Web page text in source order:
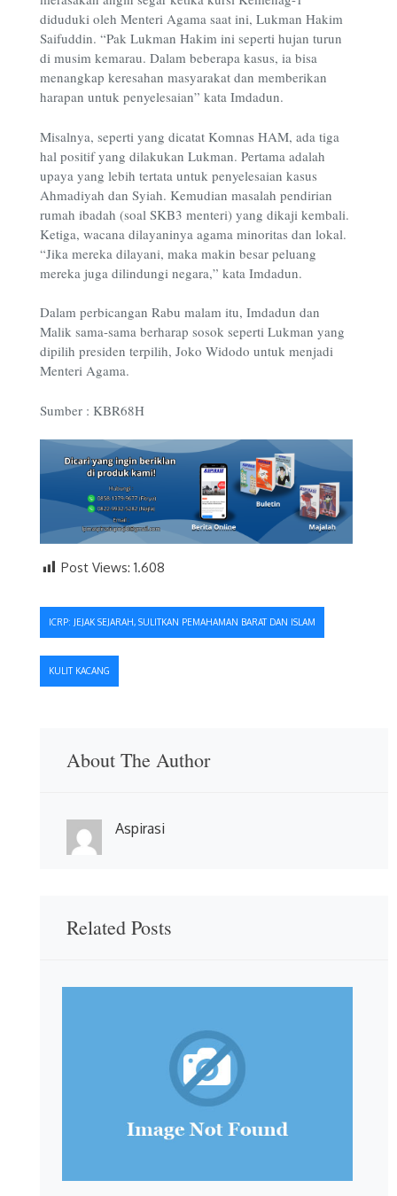
diduduki oleh Menteri Agama saat ini, Lukman Hakim
Saifuddin. “Pak Lukman Hakim ini seperti hujan turun
di musim kemarau. Dalam beberapa kasus, ia bisa
menangkap keresahan masyarakat dan memberikan
harapan untuk penyelesaian” kata Imdadun.
Misalnya, seperti yang dicatat Komnas HAM, ada tiga
hal positif yang dilakukan Lukman. Pertama adalah
upaya yang lebih tertata untuk penyelesaian kasus
Ahmadiyah dan Syiah. Kemudian masalah pendirian
rumah ibadah (soal SKB3 menteri) yang dikaji kembali.
Ketiga, wacana dilayaninya agama minoritas dan lokal.
“Jika mereka dilayani, maka makin besar peluang
mereka juga dilindungi negara,” kata Imdadun.
Dalam perbicangan Rabu malam itu, Imdadun dan
Malik sama-sama berharap sosok seperti Lukman yang
dipilih presiden terpilih, Joko Widodo untuk menjadi
Menteri Agama.
Sumber : KBR68H
Post Views: 1.608
Navigasi
pos
ICRP: JEJAK SEJARAH, SULITKAN PEMAHAMAN BARAT DAN ISLAM
KULIT KACANG
About The Author
Aspirasi
Related Posts